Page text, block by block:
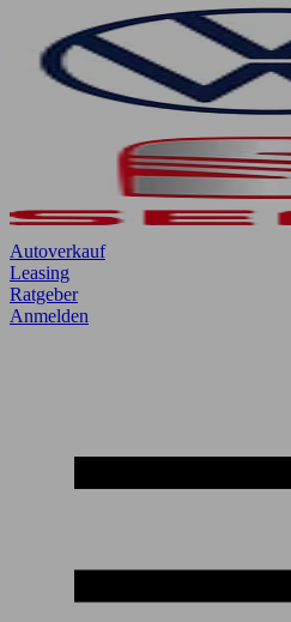
Autoverkauf
Leasing
Ratgeber
Anmelden